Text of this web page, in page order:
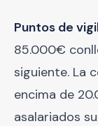
Puntos de
85.000€
siguiente. La
encima de
asalariados